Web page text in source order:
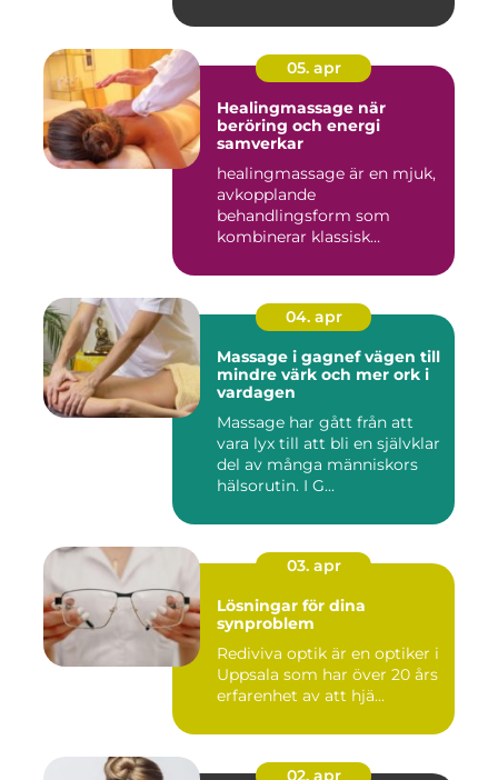
05. apr
Healingmassage när
beröring och energi
samverkar
healingmassage är en mjuk,
avkopplande
behandlingsform som
kombinerar klassisk
04. apr
Massage i gagnef vägen till
mindre värk och mer ork i
vardagen
Massage har gått från att
vara lyx till att bli en självklar
del av många människors
hälsorutin. I G...
03. apr
Lösningar för dina
synproblem
Rediviva optik är en optiker i
Uppsala som har över 20 års
erfarenhet av att hjä...
02. apr